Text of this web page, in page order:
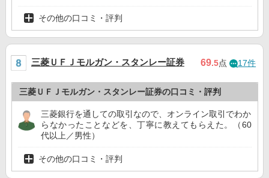
その他の口コミ・評判
三菱ＵＦＪモルガン・スタンレー証券 69.5点 17件
三菱ＵＦＪモルガン・スタンレー証券の口コミ・評判
三菱銀行を通しての取引なので、オンライン取引でわか
らなかったことなどを、丁寧に教えてもらえた。（60
代以上／男性）
その他の口コミ・評判